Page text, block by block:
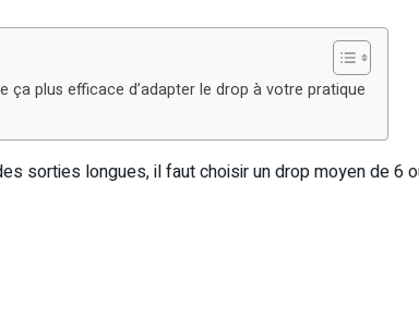
ça plus efficace d’adapter le drop à votre pratique
sorties longues, il faut choisir un drop moyen de 6